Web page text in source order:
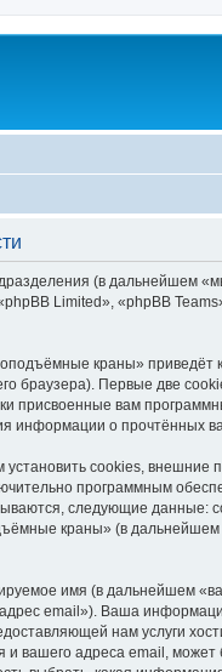
(в дальнейшем
Limited», «phpBB
краны»
Первые две
присвоенные вам
информации о прочтённых
cookies, внешние
программным
следующие
краны» (в
имя (в дальнейшем
email»). Ваша
нам услуги
адреса email,